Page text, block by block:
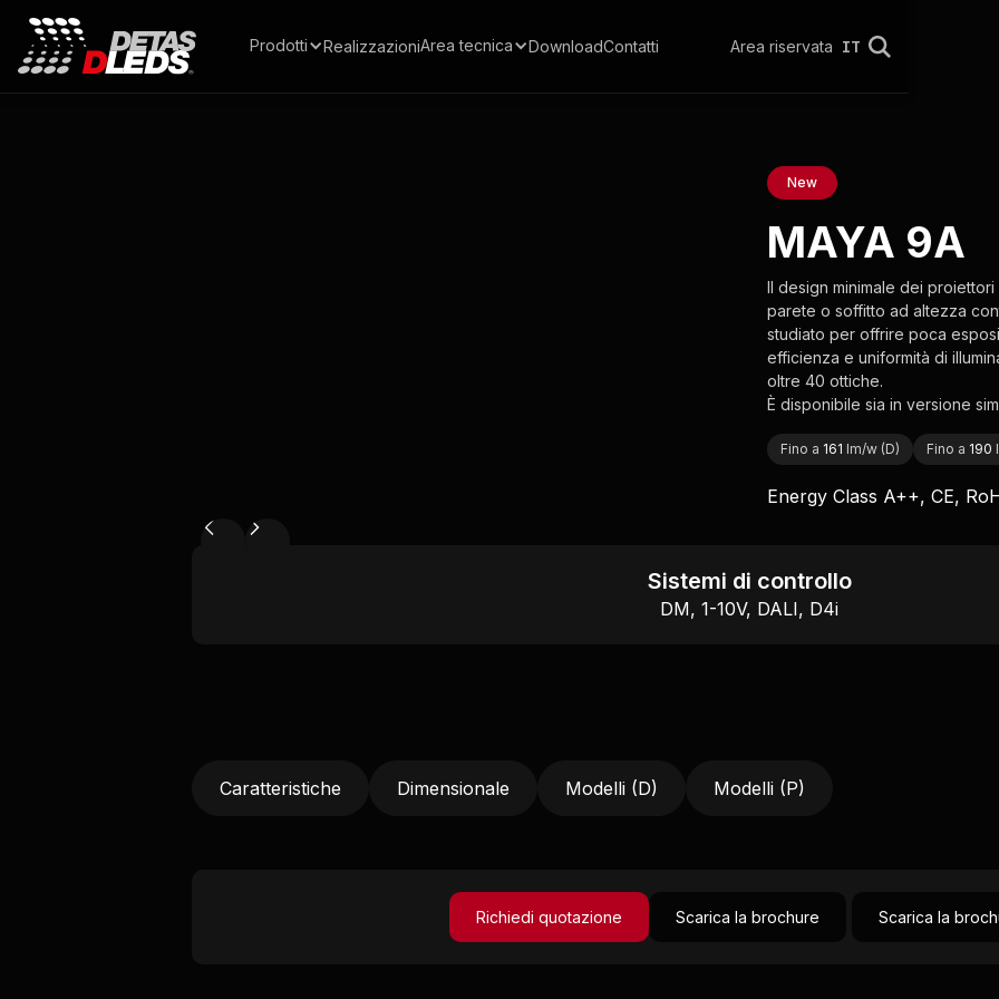
Prodotti RealizzazioniArea tecnica DownloadContatti Area riservata IT
New
MAYA 9A
Il design minimale dei
parete o soffitto ad altezza
studiato per offrire poca
efficienza e uniformità di
oltre 40 ottiche.
È disponibile sia in versione
Fino a 161 lm/w (D) Fino a 190
Energy Class A++, CE,
Sistemi di controllo
DM, 1-10V, DALI, D4i
Caratteristiche Dimensionale Modelli (D) Modelli (P)
Richiedi quotazione Scarica la brochure Scarica la